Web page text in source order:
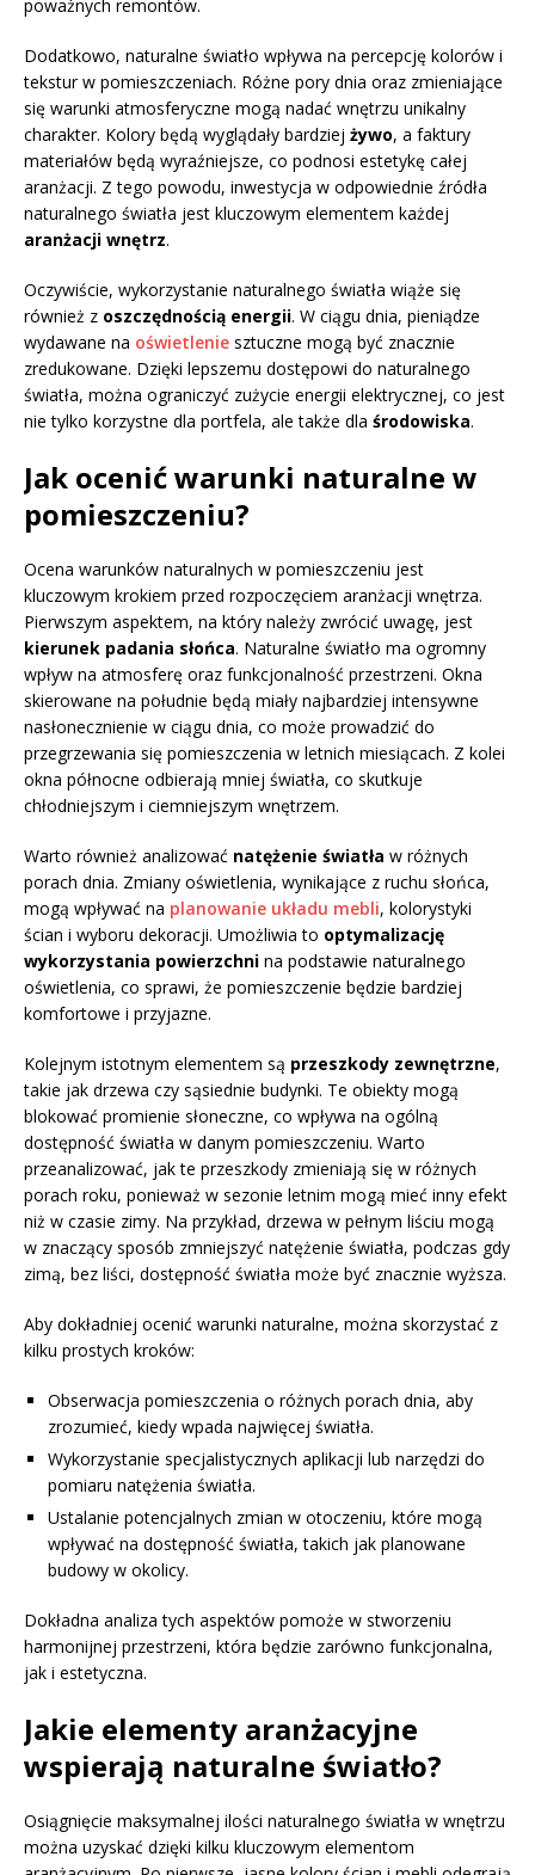
poważnych remontów.
Dodatkowo, naturalne światło wpływa na percepcję kolorów i
tekstur w pomieszczeniach. Różne pory dnia oraz zmieniające
się warunki atmosferyczne mogą nadać wnętrzu unikalny
charakter. Kolory będą wyglądały bardziej żywo, a faktury
materiałów będą wyraźniejsze, co podnosi estetykę całej
aranżacji. Z tego powodu, inwestycja w odpowiednie źródła
naturalnego światła jest kluczowym elementem każdej
aranżacji wnętrz.
Oczywiście, wykorzystanie naturalnego światła wiąże się
również z oszczędnością energii. W ciągu dnia, pieniądze
wydawane na oświetlenie sztuczne mogą być znacznie
zredukowane. Dzięki lepszemu dostępowi do naturalnego
światła, można ograniczyć zużycie energii elektrycznej, co jest
nie tylko korzystne dla portfela, ale także dla środowiska.
Jak ocenić warunki naturalne w
pomieszczeniu?
Ocena warunków naturalnych w pomieszczeniu jest
kluczowym krokiem przed rozpoczęciem aranżacji wnętrza.
Pierwszym aspektem, na który należy zwrócić uwagę, jest
kierunek padania słońca. Naturalne światło ma ogromny
wpływ na atmosferę oraz funkcjonalność przestrzeni. Okna
skierowane na południe będą miały najbardziej intensywne
nasłonecznienie w ciągu dnia, co może prowadzić do
przegrzewania się pomieszczenia w letnich miesiącach. Z kolei
okna północne odbierają mniej światła, co skutkuje
chłodniejszym i ciemniejszym wnętrzem.
Warto również analizować natężenie światła w różnych
porach dnia. Zmiany oświetlenia, wynikające z ruchu słońca,
mogą wpływać na planowanie układu mebli, kolorystyki
ścian i wyboru dekoracji. Umożliwia to optymalizację
wykorzystania powierzchni na podstawie naturalnego
oświetlenia, co sprawi, że pomieszczenie będzie bardziej
komfortowe i przyjazne.
Kolejnym istotnym elementem są przeszkody zewnętrzne,
takie jak drzewa czy sąsiednie budynki. Te obiekty mogą
blokować promienie słoneczne, co wpływa na ogólną
dostępność światła w danym pomieszczeniu. Warto
przeanalizować, jak te przeszkody zmieniają się w różnych
porach roku, ponieważ w sezonie letnim mogą mieć inny efekt
niż w czasie zimy. Na przykład, drzewa w pełnym liściu mogą
w znaczący sposób zmniejszyć natężenie światła, podczas gdy
zimą, bez liści, dostępność światła może być znacznie wyższa.
Aby dokładniej ocenić warunki naturalne, można skorzystać z
kilku prostych kroków:
Obserwacja pomieszczenia o różnych porach dnia, aby
zrozumieć, kiedy wpada najwięcej światła.
Wykorzystanie specjalistycznych aplikacji lub narzędzi do
pomiaru natężenia światła.
Ustalanie potencjalnych zmian w otoczeniu, które mogą
wpływać na dostępność światła, takich jak planowane
budowy w okolicy.
Dokładna analiza tych aspektów pomoże w stworzeniu
harmonijnej przestrzeni, która będzie zarówno funkcjonalna,
jak i estetyczna.
Jakie elementy aranżacyjne
wspierają naturalne światło?
Osiągnięcie maksymalnej ilości naturalnego światła w wnętrzu
można uzyskać dzięki kilku kluczowym elementom